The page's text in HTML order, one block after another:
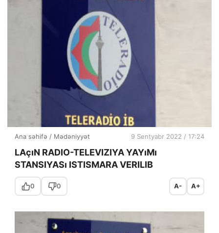
Ana səhifə / Mədəniyyət 9 Sentyabr 2022 / 17:24
LAçıN RADIO-TELEVIZIYA YAYıMı
STANSIYASı ISTISMARA VERILIB
0 0 A- A+